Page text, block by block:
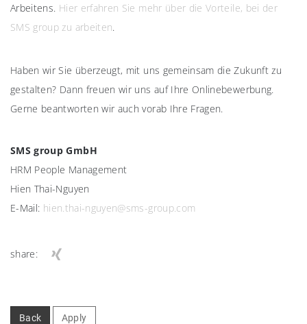
Arbeitens. Hier erfahren Sie mehr über die Vorteile, bei der
SMS group zu arbeiten.
Haben wir Sie überzeugt, mit uns gemeinsam die Zukunft zu
gestalten? Dann freuen wir uns auf Ihre Onlinebewerbung.
Gerne beantworten wir auch vorab Ihre Fragen.
SMS group GmbH
HRM People Management
Hien Thai-Nguyen
E-Mail: hien.thai-nguyen@sms-group.com
share:
Back Apply